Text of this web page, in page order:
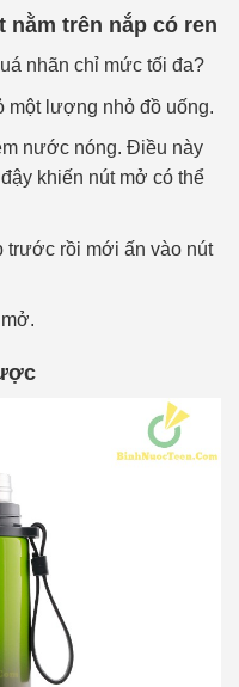
trên nắp có ren
nhãn chỉ mức tối đa?
một lượng nhỏ đồ uống.
nước nóng. Điều này
khiến nút mở có thể
trước rồi mới ấn vào nút